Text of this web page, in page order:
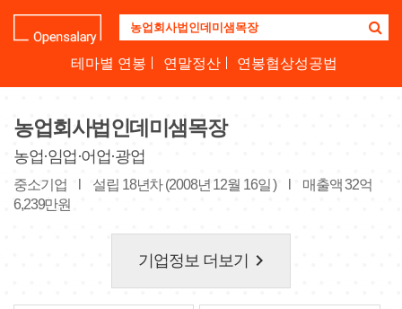
업
명
하
세
요
테마별 연봉 연말정산 연봉협상성공법
농업회사법인데미샘목장
농업·임업·어업·광업
중소기업 설립 18년차 (2008년 12월 16일 )
매출액 32억
6,239만원
기업정보 더보기 keyboard_arrow_right